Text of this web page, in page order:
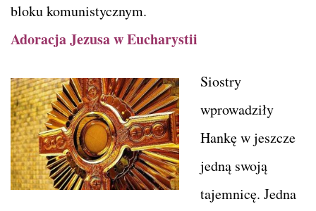
bloku komunistycznym.
Adoracja Jezusa w Eucharystii
Siostry
wprowadziły
Hankę w jeszcze
jedną swoją
tajemnicę. Jedna